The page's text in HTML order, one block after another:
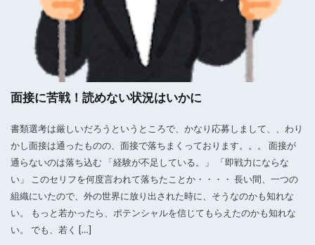
面接に苦戦！読めない状況はいかに
書類選考は厳しいだろうというところで、かなり応募しまして、、わり
かし面接は通ったものの、面接で落ちまくっております。。。 面接が
通らないのは落ち込む 「経験が不足している。」 「即戦力にならな
い」 このセリフを何度言われて落ちたことか・・・・ 長い間、一つの
組織にいたので、外の世界に放り出された時に、そうなのかも知れな
い。 もっと若かったら、ポテンシャルを信じてもらえたのかも知れな
い。 でも、若く […]